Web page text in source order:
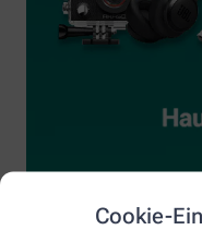
Cookie-